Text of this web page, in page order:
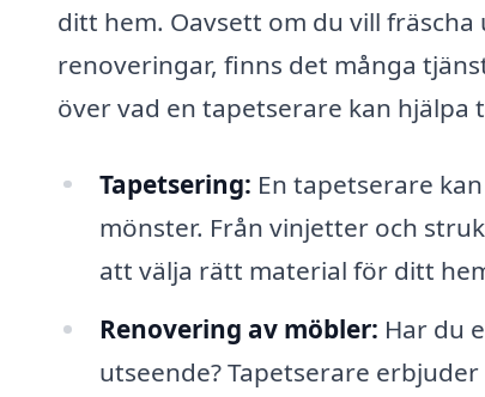
ditt hem. Oavsett om du vill
renoveringar, finns det många
över vad en tapetserare kan hjälpa
Tapetsering: En tapetserare
mönster. Från vinjetter och
att välja rätt material för ditt
Renovering av möbler: Har du
utseende? Tapetserare